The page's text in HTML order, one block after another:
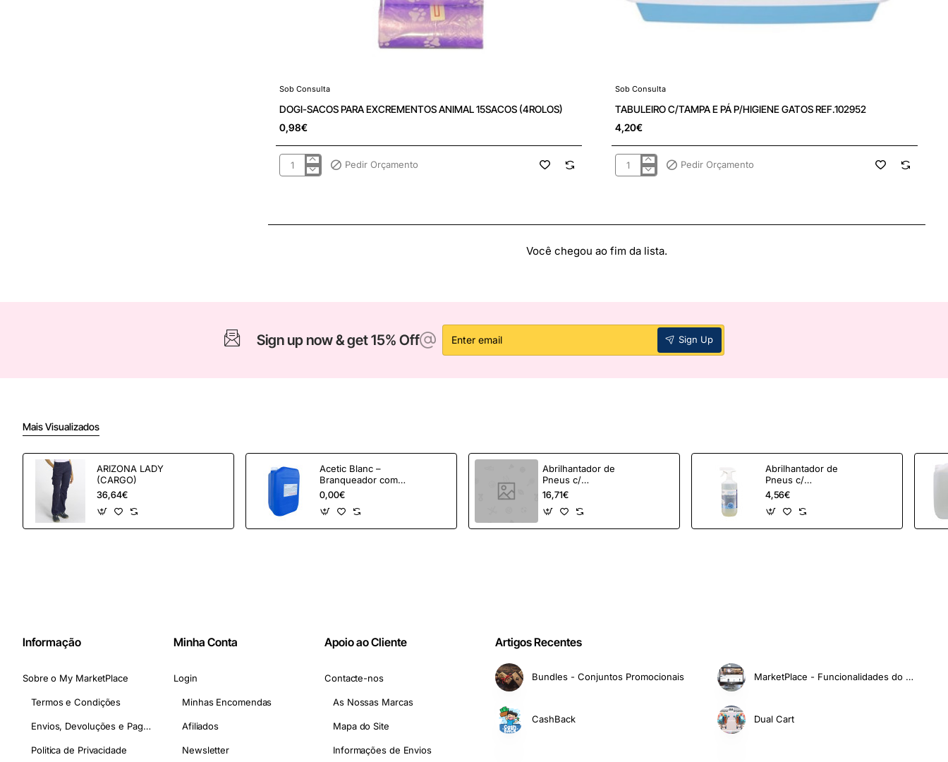
Sob Consulta
Sob Consulta
DOGI-SACOS PARA EXCREMENTOS ANIMAL 15SACOS (4ROLOS)
0,98€
DOGI-
15SACOS
Pedir Orçamento
Sob Consulta
Sob Consulta
TABULEIRO C/TAMPA E PÁ P/HIGIENE GATOS REF.102952
4,20€
TABULEIRO
GATOS
Pedir Orçamento
Você chegou ao fim da lista.
Sign up now & get 15% Off
Enter
email
Sign Up
Mais Visualizados
ARIZONA LADY
(CARGO)
36,64€
Acetic Blanc –
Branqueador com
Ácido Paracético -
20L
0,00€
Abrilhantador de
Pneus c/
Pulverizador - 5L
16,71€
Abrilhantador de
Pneus c/
Pulverizador - 1L
4,56€
Informação
Sobre o My MarketPlace
Termos e Condições
Envios, Devoluções e Pagamentos
Politica de Privacidade
Minha Conta
Login
Minhas Encomendas
Afiliados
Newsletter
Apoio ao Cliente
Contacte-nos
As Nossas Marcas
Mapa do Site
Informações de Envios
Artigos Recentes
Bundles - Conjuntos Promocionais MarketPlace - Funcionalidades do Comerciante
CashBack Dual Cart